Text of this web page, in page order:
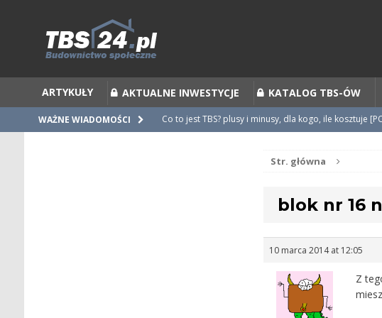
ARTYKUŁY AKTUALNE INWESTYCJE KATALOG TBS-ÓW
WAŻNE WIADOMOŚCI
Co to jest TBS? plusy i minusy, dla kogo, ile kosztuje
Zalecenia do umów i statutów TBSStr. główna
blok nr 16
10 marca 2014 at 12:05
Z